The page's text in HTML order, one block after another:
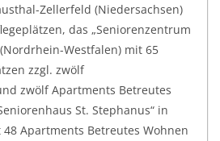
Zellerfeld (Niedersachsen)
das „Seniorenzentrum
Westfalen) mit 65
zzgl. zwölf
zwölf Apartments Betreutes
St. Stephanus“ in
Apartments Betreutes Wohnen